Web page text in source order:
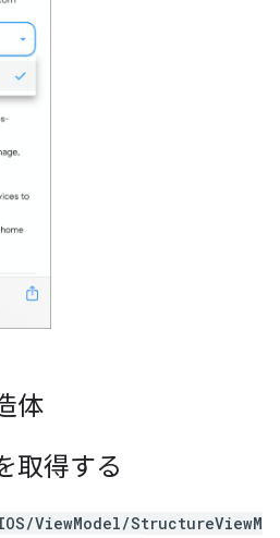
体
取得する
ViewModel/StructureViewM